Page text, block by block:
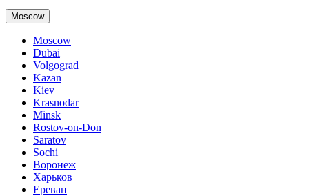
Moscow
Moscow
Dubai
Volgograd
Kazan
Kiev
Krasnodar
Minsk
Rostov-on-Don
Saratov
Sochi
Воронеж
Харьков
Ереван